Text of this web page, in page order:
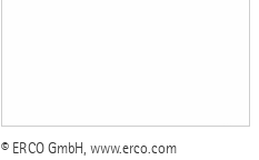
© ERCO GmbH, www.erco.com